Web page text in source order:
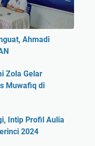
Ahmadi
Zola Gelar
Muwafiq di
Intip Profil Aulia
2024